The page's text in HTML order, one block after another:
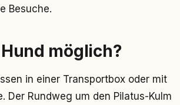
Besuche.
möglich?
in einer Transportbox oder mit
Der Rundweg um den Pilatus-Kulm